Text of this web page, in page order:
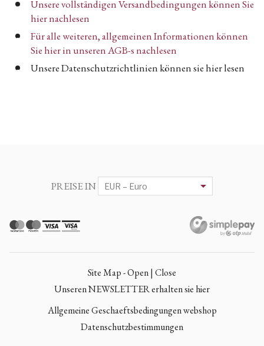
Unsere vollständigen Versandbedingungen können Sie
hier nachlesen
Für alle weiteren, allgemeinen Informationen können
Sie hier in unseren AGB-s nachlesen
Unsere Datenschutzrichtlinien können sie hier lesen
PREISE IN
Site Map - Open | Close
Unseren NEWSLETTER erhalten sie hier
Allgemeine Geschaeftsbedingungen webshop
Datenschutzbestimmungen